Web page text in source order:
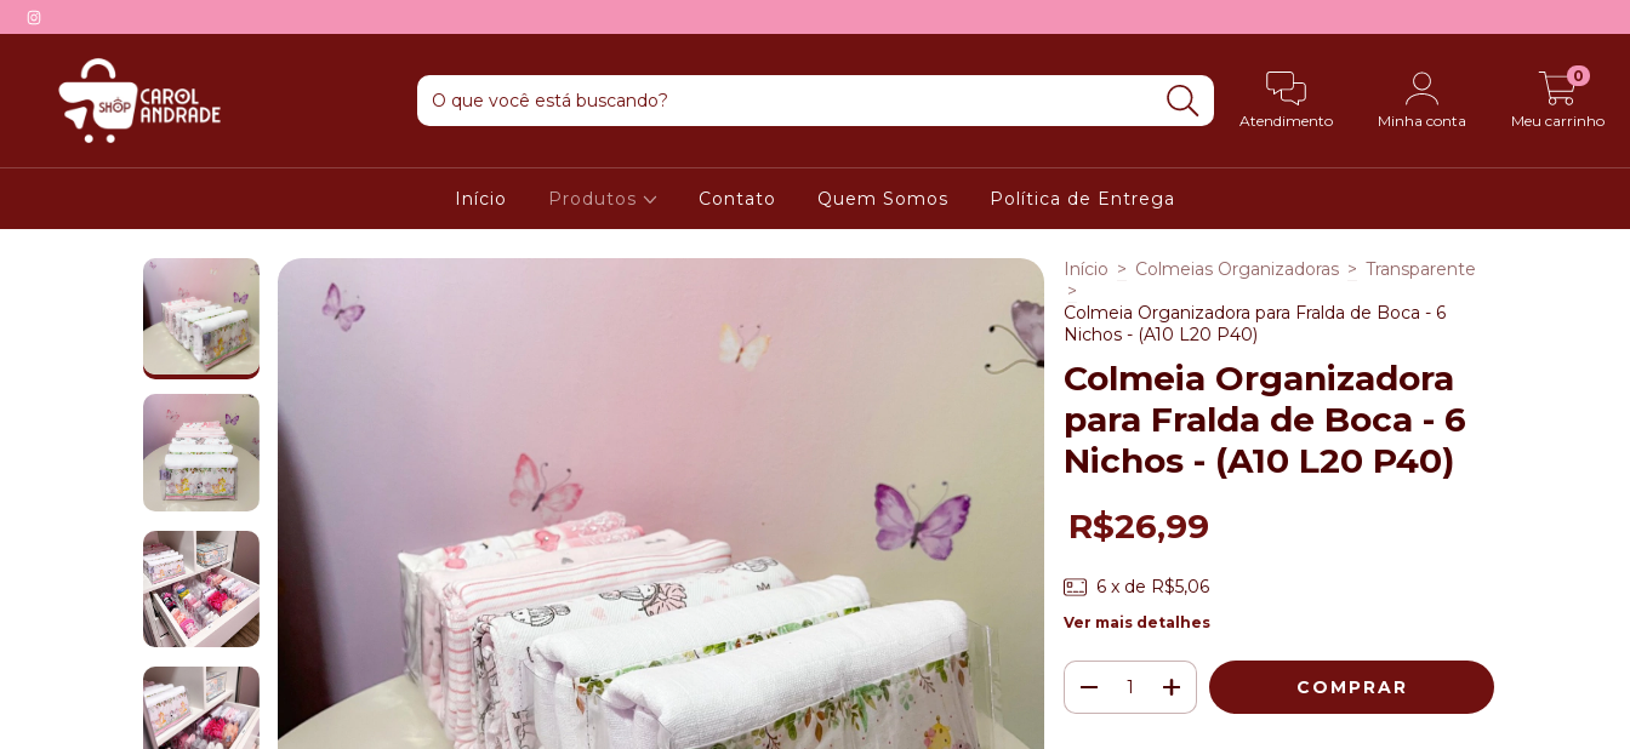
Atendimento Minha conta Meu carrinho
0
Início Produtos Contato Quem Somos Política de Entrega
Início > Colmeias Organizadoras > Transparente
>
Colmeia Organizadora para Fralda de Boca - 6
Nichos - (A10 L20 P40)
Colmeia Organizadora
para Fralda de Boca - 6
Nichos - (A10 L20 P40)
R$26,99
6 x de R$5,06
Ver mais detalhes